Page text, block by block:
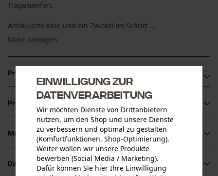
Tragekomfort.
Artikulierte Knie und ein Zwickel im Schritt ...
Mehr anzeigen
Produktvorteile
Arbeitslatzhose mit elastischen Hosenträgern und
Taillenbund
Stretcheinsätze und Zwickel für hohe Bewegungsfreiheit
Außen zugängliche, verstellbare Kniepolstertaschen
Produktinformationen
Produktdetails
Aktivitätstyp
Arbeiten
Material & Pflege
Material
Datenblätter
Einwilligung zur
Datenverarbeitung
Wir möchten Dienste von Drittanbietern
nutzen, um den Shop und unsere Dienste
zu verbessern und optimal zu gestalten
(Komfortfunktionen, Shop-Optimierung).
Weiter wollen wir unsere Produkte
bewerben (Social Media / Marketing).
Dafür können Sie hier Ihre Einwilligung